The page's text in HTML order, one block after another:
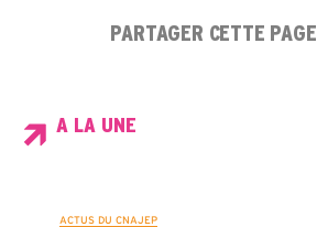
PARTAGER CETTE PAGE
A LA UNE
ACTUS DU CNAJEP